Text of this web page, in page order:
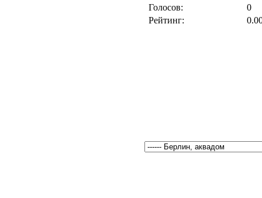
Голосов:
0
Рейтинг: